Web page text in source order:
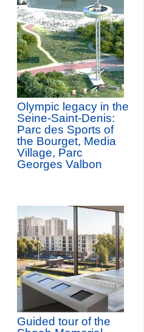
Olympic legacy in the
Seine-Saint-Denis:
Parc des Sports of
the Bourget, Media
Village, Parc
Georges Valbon
Guided tour of the